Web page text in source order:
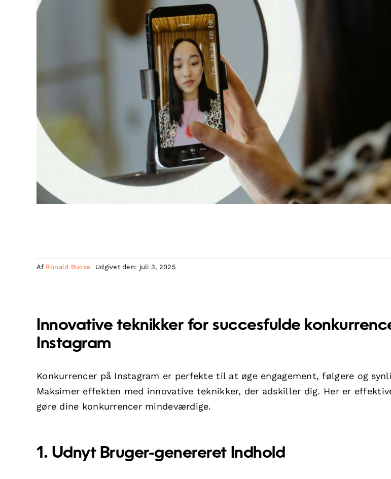
Af Ronald Bucks Udgivet den: juli 3, 2025
Innovative teknikker for succesfulde
Instagram
Konkurrencer på Instagram er perfekte til at øge engagement, følgere og
Maksimer effekten med innovative teknikker, der adskiller dig. Her er
gøre dine konkurrencer mindeværdige.
1. Udnyt Bruger-genereret Indhold